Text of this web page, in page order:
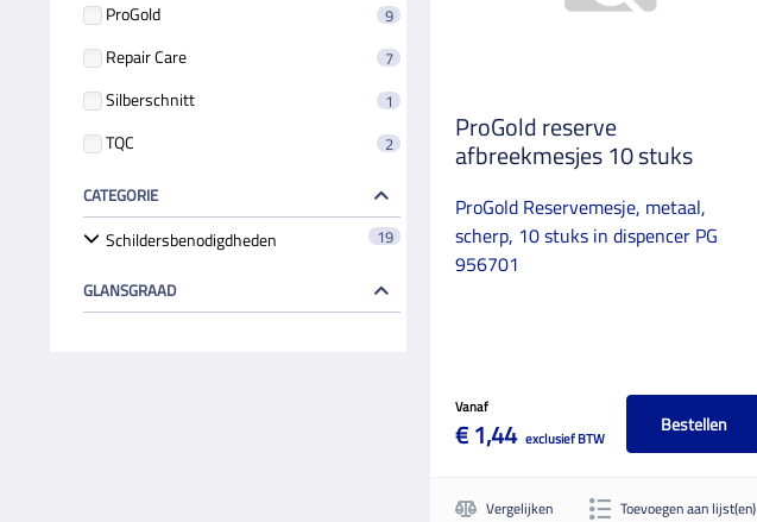
ProGold 9
Repair Care 7
Silberschnitt 1
TQC 2
CATEGORIE
Schildersbenodigdheden 19
GLANSGRAAD
ProGold reserve
afbreekmesjes 10 stuks
ProGold Reservemesje, metaal,
scherp, 10 stuks in dispencer PG
956701
Vanaf
€ 1,44 exclusief BTW
Bestellen
Vergelijken Toevoegen aan lijst(en)